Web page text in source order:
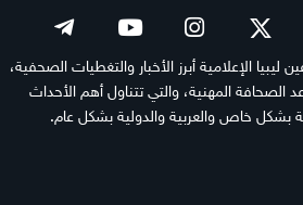
ليبيا الإعلامية أبرز الأخبار والتغطيات الصحفية،
الصحافة المهنية، والتي تتناول أهم الأحداث
بشكل خاص والعربية والدولية بشكل عام.